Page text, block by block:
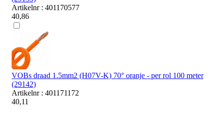
Artikelnr : 401170577
40,86
VOBs draad 1.5mm2 (H07V-K) 70° oranje - per rol 100 meter
(29142)
Artikelnr : 401171172
40,11